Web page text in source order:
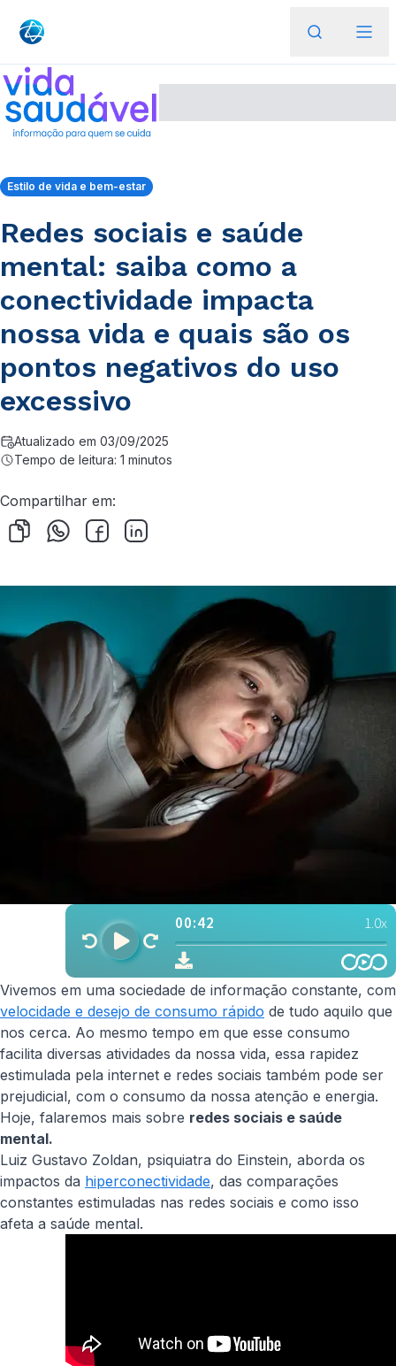
Estilo de vida e bem-estar
Redes sociais e saúde
mental: saiba como a
conectividade impacta
nossa vida e quais são os
pontos negativos do uso
excessivo
Atualizado em 03/09/2025
Tempo de leitura: 1 minutos
Compartilhar em:
Vivemos em uma sociedade de informação constante, com
velocidade e desejo de consumo rápido de tudo aquilo que
nos cerca. Ao mesmo tempo em que esse consumo
facilita diversas atividades da nossa vida, essa rapidez
estimulada pela internet e redes sociais também pode ser
prejudicial, com o consumo da nossa atenção e energia.
Hoje, falaremos mais sobre redes sociais e saúde
mental.
Luiz Gustavo Zoldan, psiquiatra do Einstein, aborda os
impactos da hiperconectividade, das comparações
constantes estimuladas nas redes sociais e como isso
afeta a saúde mental.